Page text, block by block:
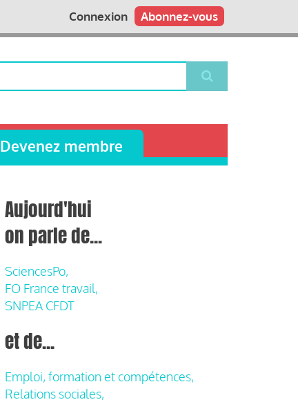
Abonnez-vous
Connexion
Devenez membre
Aujourd'hui
on parle de...
SciencesPo,
FO France travail,
SNPEA CFDT
et de...
Emploi, formation et compétences,
Relations sociales,